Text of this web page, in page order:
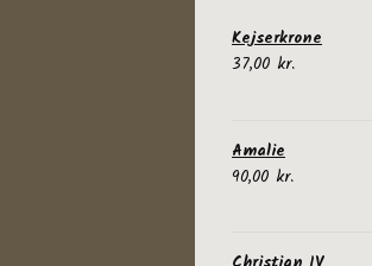
Kejserkrone
37,00 kr.
Amalie
90,00 kr.